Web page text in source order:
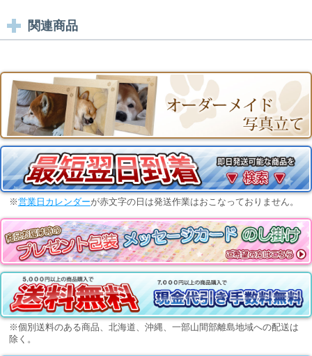
関連商品
※営業日カレンダーが赤文字の日は発送作業はおこなっておりません。
※個別送料のある商品、北海道、沖縄、一部山間部離島地域への配送は
除く。